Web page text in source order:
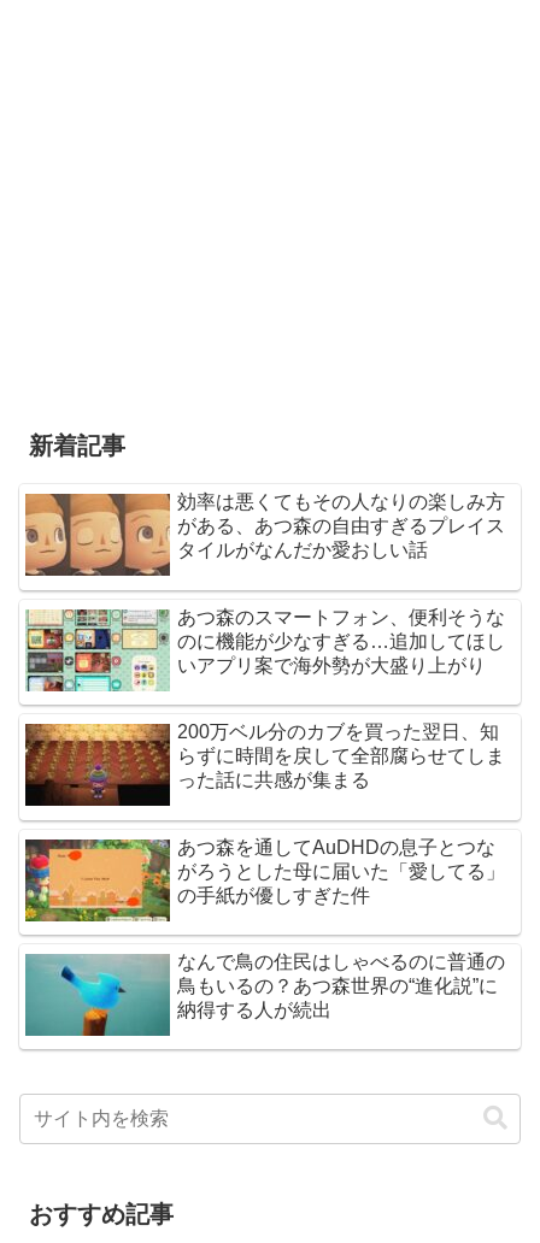
新着記事
効率は悪くてもその人なりの楽しみ方
がある、あつ森の自由すぎるプレイス
タイルがなんだか愛おしい話
あつ森のスマートフォン、便利そうな
のに機能が少なすぎる…追加してほし
いアプリ案で海外勢が大盛り上がり
200万ベル分のカブを買った翌日、知
らずに時間を戻して全部腐らせてしま
った話に共感が集まる
あつ森を通してAuDHDの息子とつな
がろうとした母に届いた「愛してる」
の手紙が優しすぎた件
なんで鳥の住民はしゃべるのに普通の
鳥もいるの？あつ森世界の“進化説”に
納得する人が続出
おすすめ記事